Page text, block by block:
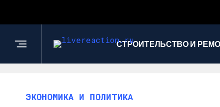
СТРОИТЕЛЬСТВО И
ЭКОНОМИКА И ПОЛИТИКА